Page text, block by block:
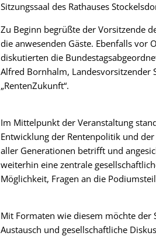
Sitzungssaal des Rathauses
Zu Beginn begrüßte der Vorsitzende
die anwesenden Gäste. Ebenfalls vor
diskutierten die
Alfred Bornhalm, Landesvorsitzender
„RentenZukunft“.
Im Mittelpunkt der Veranstaltung
Entwicklung der Rentenpolitik und
aller Generationen betrifft und
weiterhin eine zentrale
Möglichkeit, Fragen an die
Mit Formaten wie diesem möchte
Austausch und gesellschaftliche